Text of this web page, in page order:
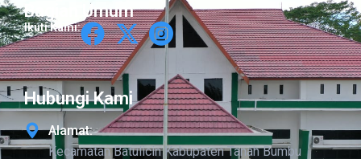
Bagian Umum
Ikuti Kami:
Hubungi Kami
Alamat:
Kecamatan Batulicin Kabupaten Tanah Bumbu